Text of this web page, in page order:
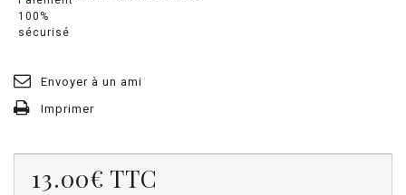
Envoyer à un ami
Imprimer
13.00€ TTC